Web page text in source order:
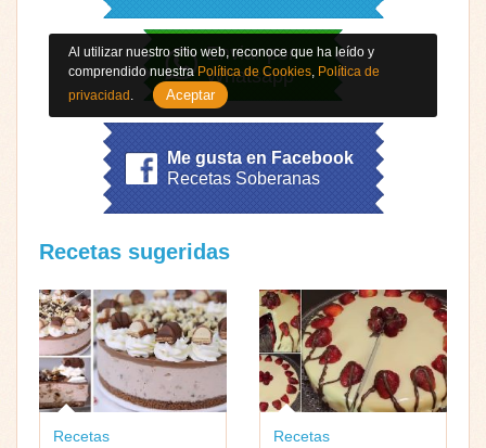
Enviar por
Whatsapp
Me gusta en Facebook
Recetas Soberanas
Recetas sugeridas
Recetas Recetas
Al utilizar nuestro sitio web, reconoce que ha leído y
comprendido nuestra Política de Cookies, Política de
privacidad . Aceptar